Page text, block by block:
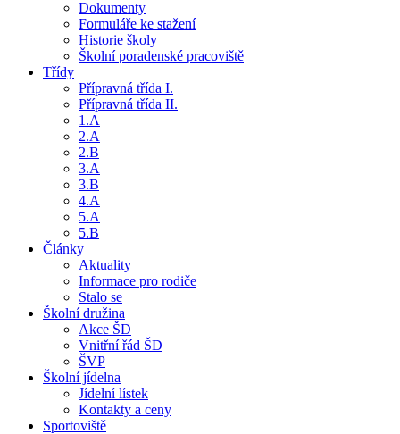
Dokumenty
Formuláře ke stažení
Historie školy
Školní poradenské pracoviště
Třídy
Přípravná třída I.
Přípravná třída II.
1.A
2.A
2.B
3.A
3.B
4.A
5.A
5.B
Články
Aktuality
Informace pro rodiče
Stalo se
Školní družina
Akce ŠD
Vnitřní řád ŠD
ŠVP
Školní jídelna
Jídelní lístek
Kontakty a ceny
Sportoviště